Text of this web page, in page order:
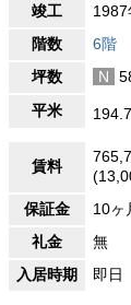
竣工
1987
階数
6階
坪数
N
平米
賃料
保証金
10ヶ
礼金
無
入居時期
即日